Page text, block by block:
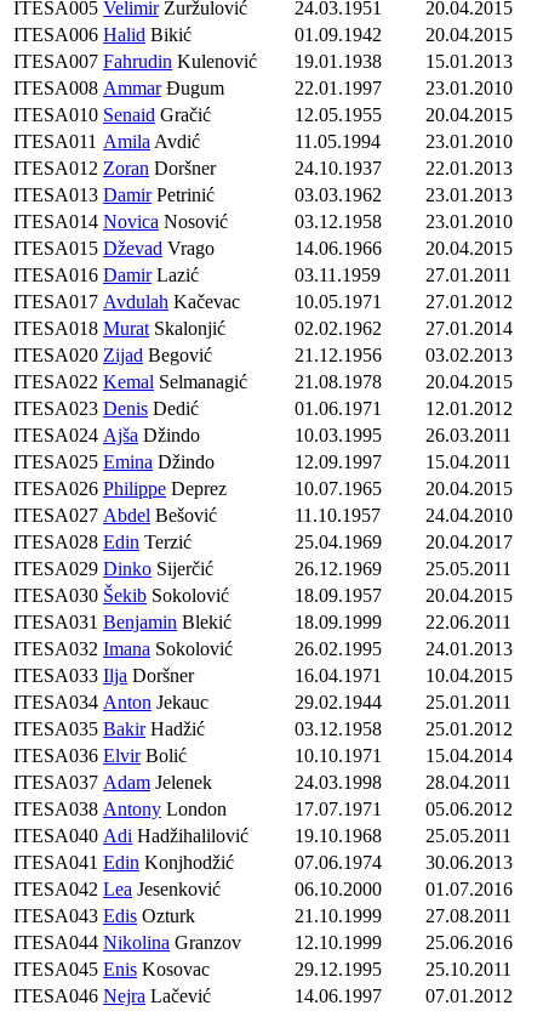
ITESA005 VelimirŽuržulović 24.03.1951
20.04.2015
ITESA006 Halid Bikić 01.09.1942
20.04.2015
ITESA007 Fahrudin Kulenović 19.01.1938
15.01.2013
ITESA008 AmmarĐugum 22.01.1997
23.01.2010
ITESA010 Senaid Gračić 12.05.1955
20.04.2015
ITESA011 Amila Avdić 11.05.1994
23.01.2010
ITESA012 Zoran Doršner 24.10.1937
22.01.2013
ITESA013 DamirPetrinić 03.03.1962
23.01.2013
ITESA014 Novica Nosović 03.12.1958
23.01.2010
ITESA015 Dževad Vrago 14.06.1966
20.04.2015
ITESA016 DamirLazić 03.11.1959
27.01.2011
ITESA017 Avdulah Kačevac 10.05.1971
27.01.2012
ITESA018 Murat Skalonjić 02.02.1962
27.01.2014
ITESA020 Zijad Begović 21.12.1956
03.02.2013
ITESA022 Kemal Selmanagić 21.08.1978
20.04.2015
ITESA023 Denis Dedić 01.06.1971
12.01.2012
ITESA024 Ajša Džindo 10.03.1995
26.03.2011
ITESA025 Emina Džindo 12.09.1997
15.04.2011
ITESA026 Philippe Deprez 10.07.1965
20.04.2015
ITESA027 Abdel Bešović 11.10.1957
24.04.2010
ITESA028 Edin Terzić 25.04.1969
20.04.2017
ITESA029 Dinko Sijerčić 26.12.1969
25.05.2011
ITESA030 Šekib Sokolović 18.09.1957
20.04.2015
ITESA031 Benjamin Blekić 18.09.1999
22.06.2011
ITESA032 Imana Sokolović 26.02.1995
24.01.2013
ITESA033 Ilja Doršner 16.04.1971
10.04.2015
ITESA034 Anton Jekauc 29.02.1944
25.01.2011
ITESA035 BakirHadžić 03.12.1958
25.01.2012
ITESA036 ElvirBolić 10.10.1971
15.04.2014
ITESA037 Adam Jelenek 24.03.1998
28.04.2011
ITESA038 Antony London 17.07.1971
05.06.2012
ITESA040 Adi Hadžihalilović 19.10.1968
25.05.2011
ITESA041 Edin Konjhodžić 07.06.1974
30.06.2013
ITESA042 Lea Jesenković 06.10.2000
01.07.2016
ITESA043 Edis Ozturk 21.10.1999
27.08.2011
ITESA044 Nikolina Granzov 12.10.1999
25.06.2016
ITESA045 Enis Kosovac 29.12.1995
25.10.2011
ITESA046 Nejra Lačević 14.06.1997
07.01.2012